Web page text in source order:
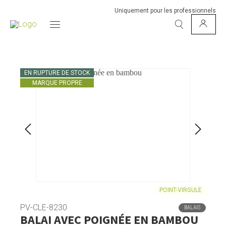
Uniquement pour les professionnels
EN RUPTURE DE STOCK
MARQUE PROPRE
POINT-VIRGULE
PV-CLE-8230 BALAIS
BALAI AVEC POIGNÉE EN BAMBOU